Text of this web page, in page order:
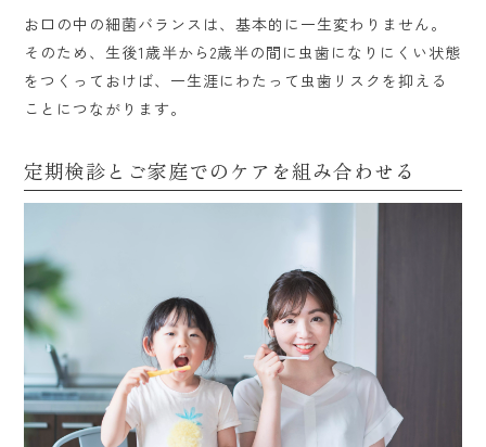
お口の中の細菌バランスは、基本的に一生変わりません。
そのため、生後1歳半から2歳半の間に虫歯になりにくい状態
をつくっておけば、一生涯にわたって虫歯リスクを抑える
ことにつながります。
定期検診とご家庭でのケアを組み合わせる